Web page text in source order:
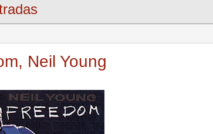
Neil Young